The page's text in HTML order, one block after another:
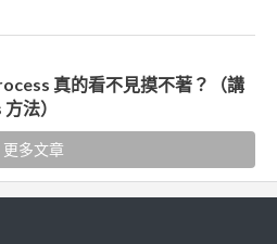
真的看不見摸不著？（講
法）
更多文章